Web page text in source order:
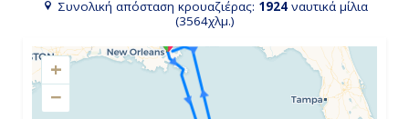
Ημέρα 4η
Συνολική απόσταση κρουαζιέρας: 1924ναυτικά μίλια
(3564χλμ.)
+
−